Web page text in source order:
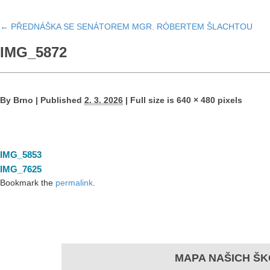
← PŘEDNÁŠKA SE SENÁTOREM MGR. RÓBERTEM ŠLACHTOU
IMG_5872
By Brno | Published 2. 3. 2026 | Full size is 640 × 480 pixels
IMG_5853
IMG_7625
Bookmark the permalink
MAPA NAŠICH